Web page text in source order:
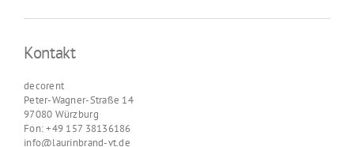
Kontakt
decorent
Peter-Wagner-Straße 14
97080 Würzburg
Fon: +49 157 38136186
info@laurinbrand-vt.de